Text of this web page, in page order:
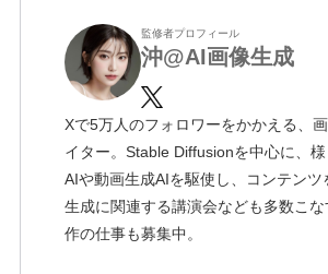
監修者プロフィール
沖@AI画像生成
Xで5万人のフォロワーをかかえる、
イター。Stable Diffusionを中心に、
AIや動画生成AIを駆使し、コンテンツ
生成に関連する講演会なども多数こな
作の仕事も募集中。